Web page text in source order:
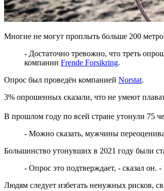
Многие не могут проплыть больше 200
- Достаточно тревожно, что треть
компании Frende Forsikring.
Опрос был проведён компанией Norstat.
3% опрошенных сказали, что не умеют
В прошлом году по всей стране утонули 75
- Можно сказать, мужчины
Большинство утонувших в 2021 году были
- Опрос это подтверждает, - сказал
Людям следует избегать ненужных рисков,